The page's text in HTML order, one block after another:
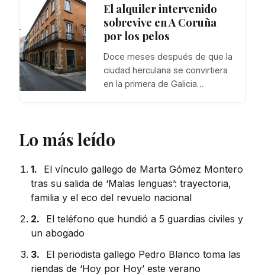
El alquiler intervenido
sobrevive en A Coruña
por los pelos
Doce meses después de que la
ciudad herculana se convirtiera
en la primera de Galicia…
Lo más leído
1.
El vínculo gallego de Marta Gómez Montero
tras su salida de ‘Malas lenguas’: trayectoria,
familia y el eco del revuelo nacional
2.
El teléfono que hundió a 5 guardias civiles y
un abogado
3.
El periodista gallego Pedro Blanco toma las
riendas de ‘Hoy por Hoy’ este verano